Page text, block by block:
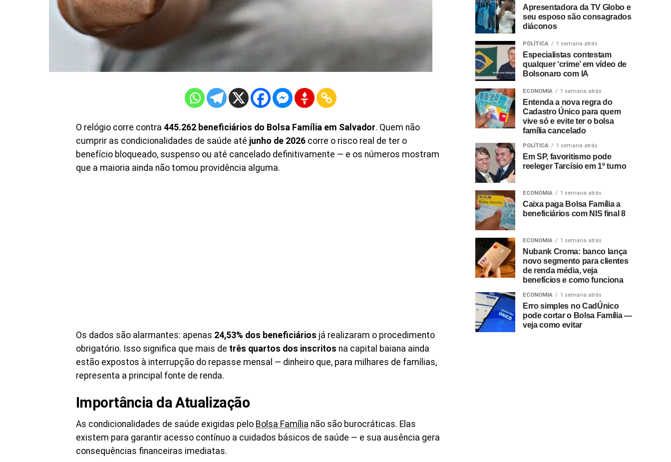
O relógio corre contra 445.262 beneficiários do Bolsa Família em Salvador. Quem não
cumprir as condicionalidades de saúde até junho de 2026 corre o risco real de ter o
benefício bloqueado, suspenso ou até cancelado definitivamente — e os números mostram
que a maioria ainda não tomou providência alguma.
Os dados são alarmantes: apenas 24,53% dos beneficiários já realizaram o procedimento
obrigatório. Isso significa que mais de três quartos dos inscritos na capital baiana ainda
estão expostos à interrupção do repasse mensal — dinheiro que, para milhares de famílias,
representa a principal fonte de renda.
Importância da Atualização
As condicionalidades de saúde exigidas pelo Bolsa Família não são burocráticas. Elas
existem para garantir acesso contínuo a cuidados básicos de saúde — e sua ausência gera
consequências financeiras imediatas.
Apresentadora da TV Globo e
seu esposo são consagrados
diáconos
POLÍTICA 1 semana atrás
Especialistas contestam
qualquer ‘crime’ em vídeo de
Bolsonaro com IA
ECONOMIA 1 semana atrás
Entenda a nova regra do
Cadastro Único para quem
vive só e evite ter o bolsa
família cancelado
POLÍTICA 1 semana atrás
Em SP, favoritismo pode
reeleger Tarcísio em 1º turno
ECONOMIA 1 semana atrás
Caixa paga Bolsa Família a
beneficiários com NIS final 8
ECONOMIA 1 semana atrás
Nubank Croma: banco lança
novo segmento para clientes
de renda média, veja
benefícios e como funciona
ECONOMIA 1 semana atrás
Erro simples no CadÚnico
pode cortar o Bolsa Família —
veja como evitar